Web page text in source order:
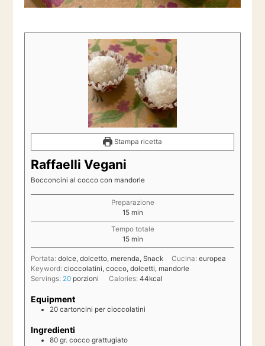
Stampa ricetta
Raffaelli Vegani
Bocconcini al cocco con mandorle
Preparazione
15minuti
min
Tempo totale
15minuti
min
Portata: dolce, dolcetto, merenda, Snack Cucina: europea
Keyword: cioccolatini, cocco, dolcetti, mandorle
Servings: 20 porzioni Calories: 44kcal
Equipment
20 cartoncini per cioccolatini
Ingredienti
80 gr. cocco grattugiato